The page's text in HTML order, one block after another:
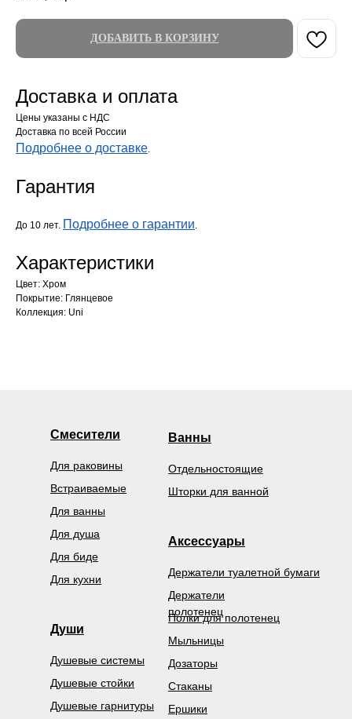
ДОБАВИТЬ В КОРЗИНУ
Доставка и оплата
Цены указаны с НДС
Доставка по всей России
Подробнее о доставке.
Гарантия
До 10 лет. Подробнее о гарантии.
Характеристики
Цвет: Хром
Покрытие: Глянцевое
Коллекция: Uni
Смесители
Души
Душевые гарнитуры
Душевые системы Дозаторы
Стаканы
Ершики
Держатели
полотенец
Мыльницы
Держатели туалетной бумаги
Полки для полотенец
Встраиваемые
Для биде
Для ванны
Для душа
Для раковины
Для кухни
Ванны
Отдельностоящие
Шторки для ванной
Аксессуары
Душевые стойки